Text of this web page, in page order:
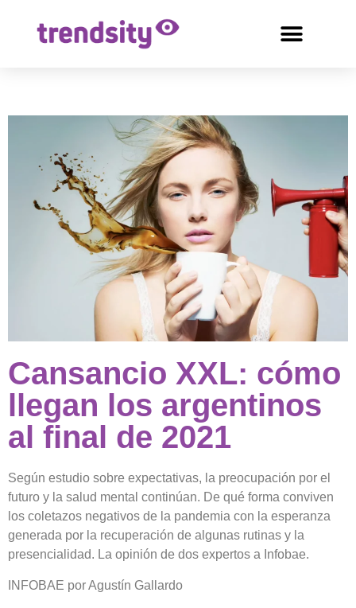
Cansancio XXL: cómo
llegan los argentinos
al final de 2021
Según estudio sobre expectativas, la preocupación por el
futuro y la salud mental continúan. De qué forma conviven
los coletazos negativos de la pandemia con la esperanza
generada por la recuperación de algunas rutinas y la
presencialidad. La opinión de dos expertos a Infobae.
INFOBAE por Agustín Gallardo